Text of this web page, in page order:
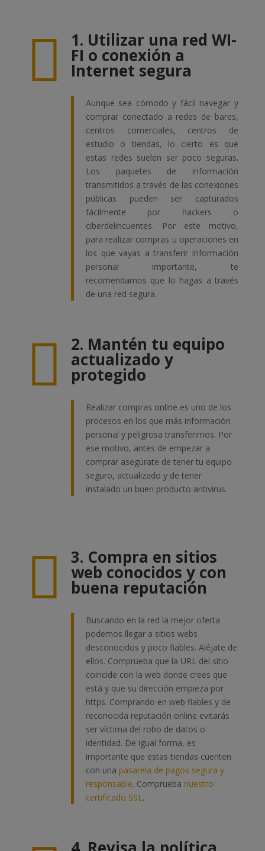
 1. Utilizar una red WI-
FI o conexión a
Internet segura
Aunque sea cómodo y fácil navegar y
comprar conectado a redes de bares,
centros comerciales, centros de
estudio o tiendas, lo cierto es que
estas redes suelen ser poco seguras.
Los paquetes de información
transmitidos a través de las conexiones
públicas pueden ser capturados
fácilmente por hackers o
ciberdelincuentes. Por este motivo,
para realizar compras u operaciones en
los que vayas a transferir información
personal importante, te
recomendamos que lo hagas a través
de una red segura.
 2. Mantén tu equipo
actualizado y
protegido
Realizar compras online es uno de los
procesos en los que más información
personal y peligrosa transferimos. Por
ese motivo, antes de empezar a
comprar asegúrate de tener tu equipo
seguro, actualizado y de tener
instalado un buen producto antivirus.
 3. Compra en sitios
web conocidos y con
buena reputación
Buscando en la red la mejor oferta
podemos llegar a sitios webs
desconocidos y poco fiables. Aléjate de
ellos. Comprueba que la URL del sitio
coincide con la web donde crees que
está y que su dirección empieza por
https. Comprando en web fiables y de
reconocida reputación online evitarás
ser víctima del robo de datos o
identidad. De igual forma, es
importante que estas tiendas cuenten
con una pasarela de pagos segura y
responsable. Comprueba nuestro
certificado SSL.